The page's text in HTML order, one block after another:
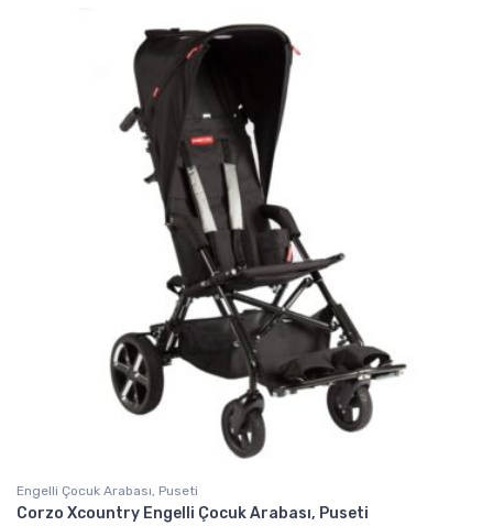
Engelli Çocuk Arabası, Puseti
Corzo Xcountry Engelli Çocuk Arabası, Puseti